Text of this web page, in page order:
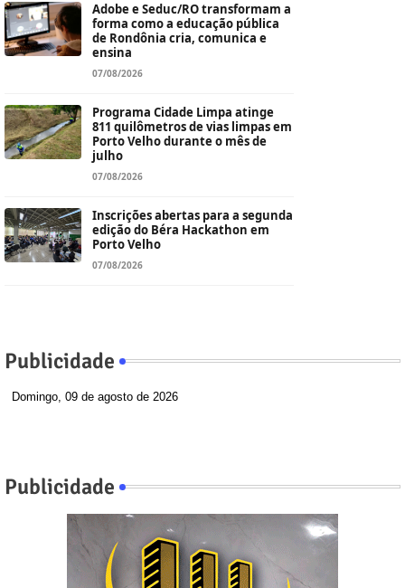
Adobe e Seduc/RO transformam a
forma como a educação pública
de Rondônia cria, comunica e
ensina
07/08/2026
Programa Cidade Limpa atinge
811 quilômetros de vias limpas em
Porto Velho durante o mês de
julho
07/08/2026
Inscrições abertas para a segunda
edição do Béra Hackathon em
Porto Velho
07/08/2026
Publicidade
Domingo, 09 de agosto de 2026
Publicidade